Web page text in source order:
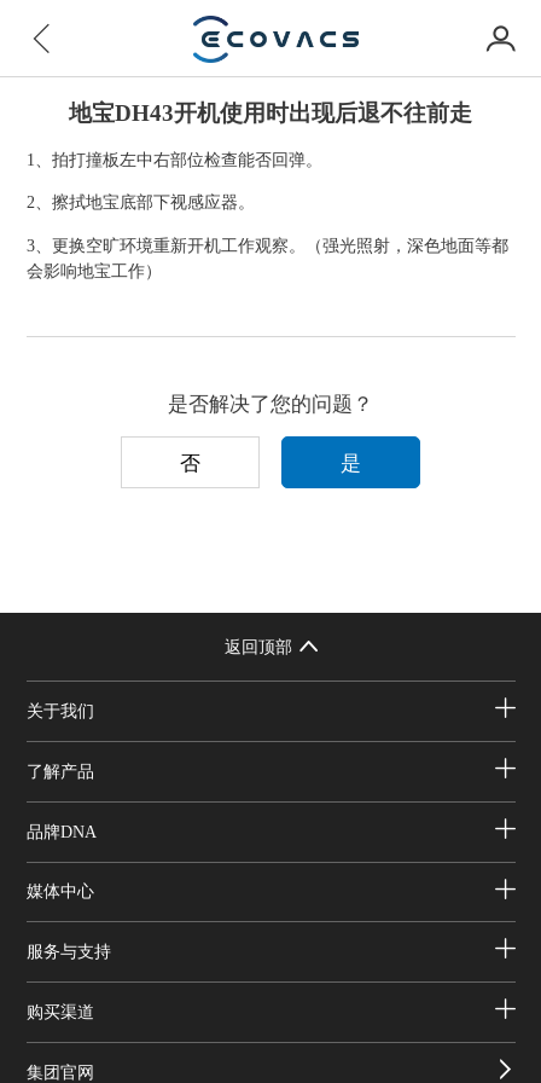
地宝DH43开机使用时出现后退不往前走
1、拍打撞板左中右部位检查能否回弹。
2、擦拭地宝底部下视感应器。
3、更换空旷环境重新开机工作观察。（强光照射，深色地面等都
会影响地宝工作）
是否解决了您的问题？
否 是
返回顶部
关于我们
了解产品
品牌DNA
媒体中心
服务与支持
购买渠道
集团官网